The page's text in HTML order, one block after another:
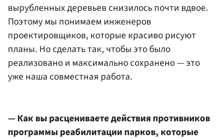
вырубленных деревьев снизилось почти вдвое.
Поэтому мы понимаем инженеров
проектировщиков, которые красиво рисуют
планы. Но сделать так, чтобы это было
реализовано и максимально сохранено — это
уже наша совместная работа.
— Как вы расцениваете действия противников
программы реабилитации парков, которые